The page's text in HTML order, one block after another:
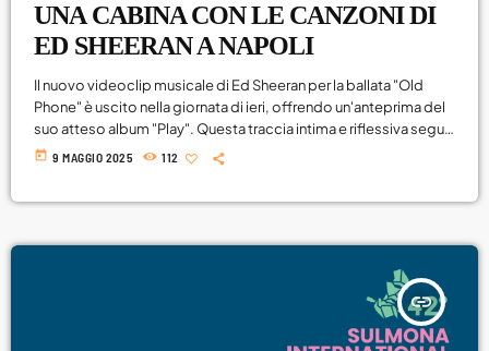
UNA CABINA CON LE CANZONI DI
ED SHEERAN A NAPOLI
Il nuovo videoclip musicale di Ed Sheeran per la ballata "Old
Phone" è uscito nella giornata di ieri, offrendo un'anteprima del
suo atteso album "Play". Questa traccia intima e riflessiva segue
la pubblicazione del singolo "Azizam" (#1 nella classifica
today 9 MAGGIO 2025 112
insert_link